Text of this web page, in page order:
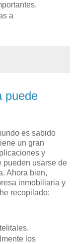
a
puede
es sabido
un gran
y
pueden usarse de
Ahora bien,
inmobiliaria y
recopilado:
.
los